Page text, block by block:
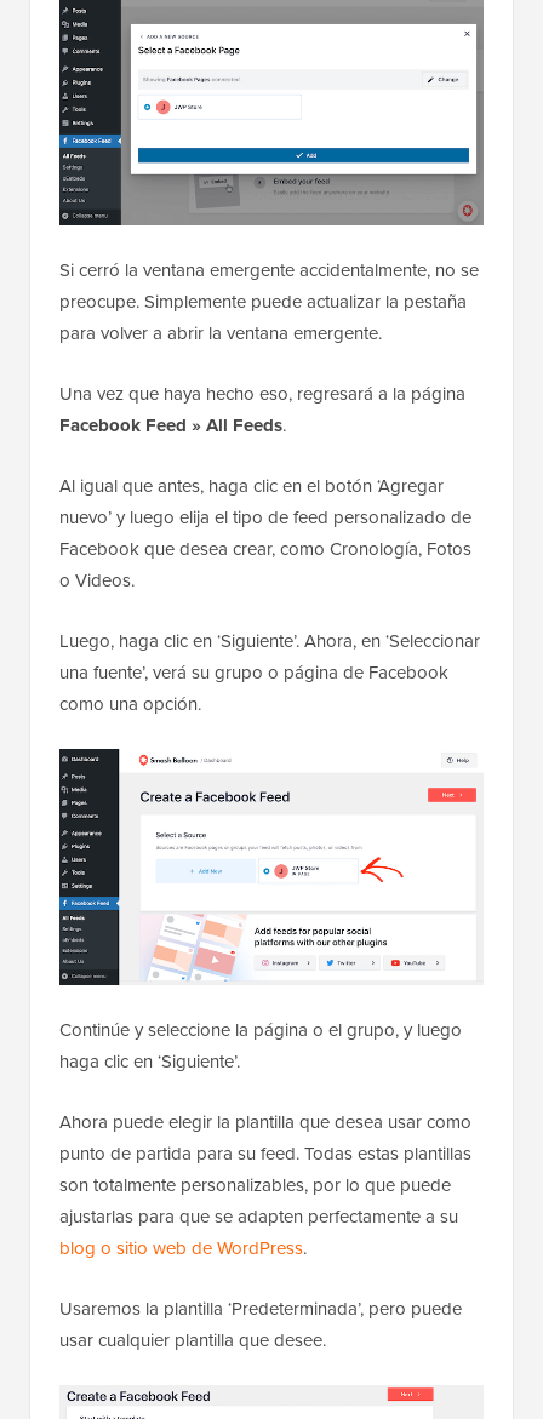
Si cerró la ventana emergente accidentalmente, no se
preocupe. Simplemente puede actualizar la pestaña
para volver a abrir la ventana emergente.
Una vez que haya hecho eso, regresará a la página
Facebook Feed » All Feeds.
Al igual que antes, haga clic en el botón ‘Agregar
nuevo’ y luego elija el tipo de feed personalizado de
Facebook que desea crear, como Cronología, Fotos
o Videos.
Luego, haga clic en ‘Siguiente’. Ahora, en ‘Seleccionar
una fuente’, verá su grupo o página de Facebook
como una opción.
Continúe y seleccione la página o el grupo, y luego
haga clic en ‘Siguiente’.
Ahora puede elegir la plantilla que desea usar como
punto de partida para su feed. Todas estas plantillas
son totalmente personalizables, por lo que puede
ajustarlas para que se adapten perfectamente a su
blog o sitio web de WordPress.
Usaremos la plantilla ‘Predeterminada’, pero puede
usar cualquier plantilla que desee.